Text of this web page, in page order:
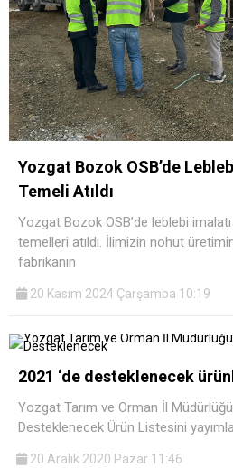
Yozgat Bozok OSB’de
Temeli Atıldı
Yozgat Bozok OSB’de leblebi
temelleri atıldı. İlimizin nohut
fabrikanın
20 Kasım 2024 Çarşamba 10:19
2021 ‘de desteklenecek
Yozgat Tarım ve Orman İl
Desteklenecek Ürün Listesini
20 Aralık 2020 Pazar 11:46